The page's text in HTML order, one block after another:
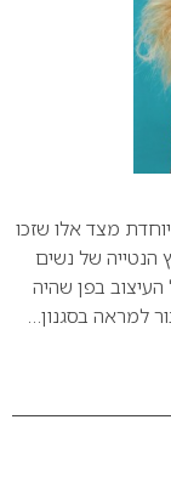
מצד אלו שזכו
של נשים
בפן שהיה
למראה בסגנון…